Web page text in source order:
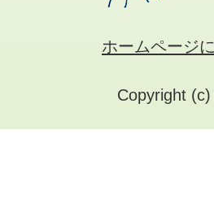
ホームページ
Copyright